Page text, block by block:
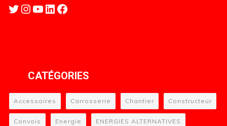
Twitter
Instagram
YouTube
LinkedIn
Facebook
CATÉGORIES
Accessoires Carrosserie Chantier Constructeur
Convois Energie ENERGIES ALTERNATIVES